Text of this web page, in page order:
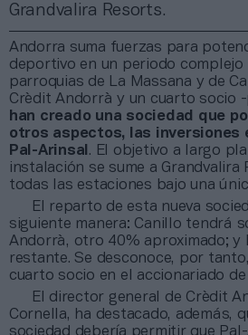
Grandvalira Resorts.
Andorra suma fuerzas para
deportivo en un periodo complejo
parroquias de La Massana y de
Crèdit Andorrà y un cuarto socio
han creado una sociedad que
otros aspectos, las inversiones
Pal-Arinsal . El objetivo a largo
instalación se sume a Grandvalira
todas las estaciones bajo una
El reparto de esta nueva
siguiente manera: Canillo tendrá
Andorrà, otro 40% aproximado; y
restante. Se desconoce, por
cuarto socio en el accionariado de
El director general de Crèdit
Cornella, ha destacado, además,
sociedad debería permitir que